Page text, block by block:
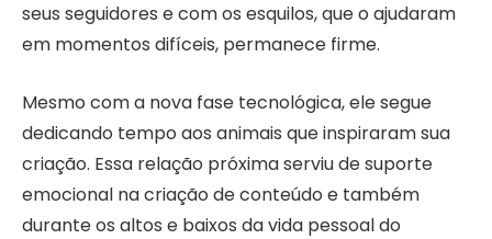
seus seguidores e com os esquilos, que o ajudaram
em momentos difíceis, permanece firme.
Mesmo com a nova fase tecnológica, ele segue
dedicando tempo aos animais que inspiraram sua
criação. Essa relação próxima serviu de suporte
emocional na criação de conteúdo e também
durante os altos e baixos da vida pessoal do